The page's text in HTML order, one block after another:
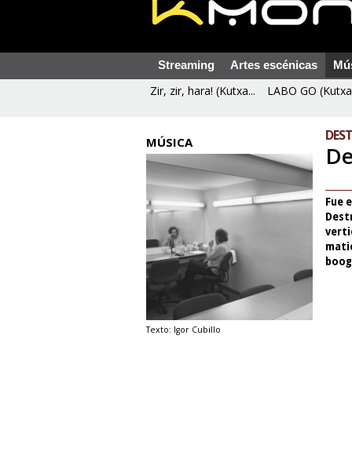
Streaming Artes escénicas
Zir, zir, hara! (Kutxa... LABO GO
MÚSICA
Texto: Igor Cubillo
Fue